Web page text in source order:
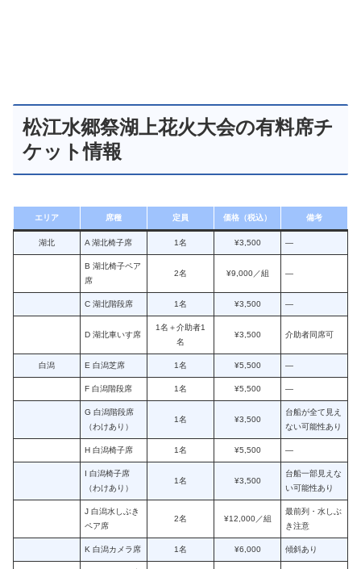
松江水郷祭湖上花火大会の有料席チ
ケット情報
エリア 席種 定員 価格（税込） 備考
湖北 A 湖北椅子席 1名 ¥3,500 —
B 湖北椅子ペア
席
2名 ¥9,000／組 —
C 湖北階段席 1名 ¥3,500 —
D 湖北車いす席
1名＋介助者1
名
¥3,500 介助者同席可
白潟 E 白潟芝席 1名 ¥5,500 —
F 白潟階段席 1名 ¥5,500 —
G 白潟階段席
（わけあり）
1名 ¥3,500
台船が全て見え
ない可能性あり
H 白潟椅子席 1名 ¥5,500 —
I 白潟椅子席
（わけあり）
1名 ¥3,500
台船一部見えな
い可能性あり
J 白潟水しぶき
ペア席
2名 ¥12,000／組
最前列・水しぶ
き注意
K 白潟カメラ席 1名 ¥6,000 傾斜あり